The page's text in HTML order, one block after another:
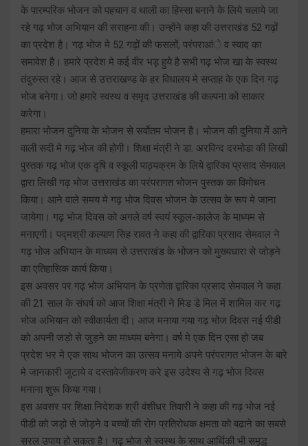
के पारम्परिक भोजन को पहचान व थाली का हिस्सा बनाने के लिये चलाये जा
रहे गढ़ भोज अभियान की सराहना की। उन्होंने कहा की उत्तराखंड 52 गढ़ों
का प्रदेश है। गढ़ भोज मे 52 गढ़ों की फसलों, परंपराआंे व स्वाद का
समावेश है। हमारे प्रदेश मे कई वीर भड़ हुये है सभी गढ़ भोज खा के स्वस्थ
तंदुरुस्त रहे। आज से उत्तराखण्ड के हर विधालय मे सप्ताह के एक दिन गढ़
भोज बनेगा। जो हमारे स्वस्थ व समृद उत्तराखंड की कल्पना को साकार
करेगा।
हमारा भोजन दुनिया के भोजन से सर्वाेतम भोजन है। भोजन की दुनिया में आने
वाली सदी मे गढ़ भोज की होगी। शिक्षा मंत्री ने डा. अरविन्द दरमोडा की लिखी
पुस्तक गढ़ भोज एक दृषि व स्कूली पाठ्यक्रम के लिये द्वारिका प्रसाद सेमवाल
द्वारा लिखी गढ़ भोज उत्तराखंड का परंपरागत भोजन पुस्तक का विमोचन
किया। आने वाले समय मे गढ़ भोज दिवस भोजन के उत्सव के रूप मे जाना
जायेगा। गढ़ भोज दिवस को अगले वर्ष स्वयं स्कूल-कालेज के माध्यम से
मनाएगी। पद्मश्री कल्याण सिह रावत ने कहा की द्वारिका प्रसाद सेमवाल ने
गढ़ भोज अभियान के माध्यम से उत्तराखंड के भोजन को मुख्यधारा से जोड़ने
का एतिहासिक कार्य किया।
इस अवसर पर गढ़ भोज अभियान के प्रणेता द्वारिका प्रसाद सेमवाल ने कहा
की 21 साल के संघर्ष को आज शिक्षा मंत्री ने मिड डे मिल में शामिल कर गढ़
भोज अभियान को स्वीकार्यता दी। आज मनाया गया गढ़ भोज दिवस नई पीडी
को अपनी जड़ो से जुड़ने का माध्यम बनेगा। वर्ष मे एक दिन एसा हो जब
प्रदेश भर मे एक साथ भोजन का उत्सव मनाये अपने परंपरागत भोजन के बारे
मे जानकारी जुटाये व दस्तावेजीकरण करे इस उदेश्य से गढ़ भोज दिवस
मनाना शुरू किया गया।
इस अवसर पर शिक्षा निदेशक श्री वंशीधर तिवारी ने कहा की गढ़ भोज नई
पीडी को जड़ो से जोड़ने व बच्चों की रोग प्रतिरोधक क्षमता को बढाने का सबसे
सरल उपाय हो सकता है। गढ़ भोज से स्वस्थ के साथ आर्थिकी भी समृद्ध